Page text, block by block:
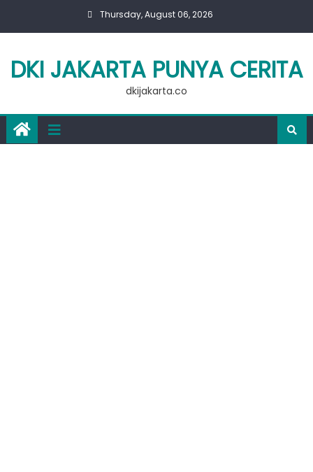
Thursday, August 06, 2026
DKI JAKARTA PUNYA CERITA
dkijakarta.co